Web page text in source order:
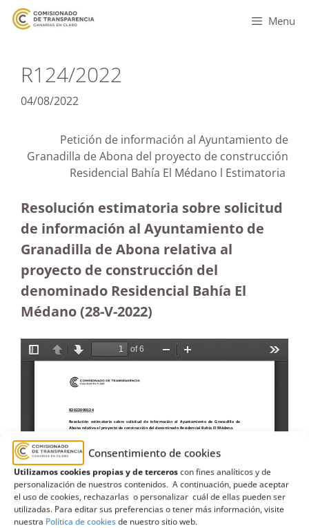
Consentimiento de cookies
Utilizamos cookies propias y de terceroscon fines analíticos y de
personalización de nuestros contenidos. A continuación, puede aceptar
el uso de cookies, rechazarlas o personalizar cuál de ellas pueden ser
utilizadas. Para editar sus preferencias o tener más información, visite
nuestra Política de cookiesde nuestro sitio web.
Menu
R124/2022
04/08/2022
Petición de información al Ayuntamiento de
Granadilla de Abona del proyecto de construcción
Residencial Bahía El Médano l Estimatoria
Resolución estimatoria sobre solicitud
de información al Ayuntamiento de
Granadilla de Abona relativa al
proyecto de construcción del
denominado Residencial Bahía El
Médano (28-V-2022)